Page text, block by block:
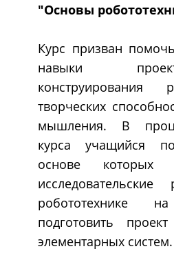
"Основы
Курс призван
навыки
конструирования
творческих
мышления. В
курса учащийся
основе которых
робототехнике
подготовить
элементарных систем.